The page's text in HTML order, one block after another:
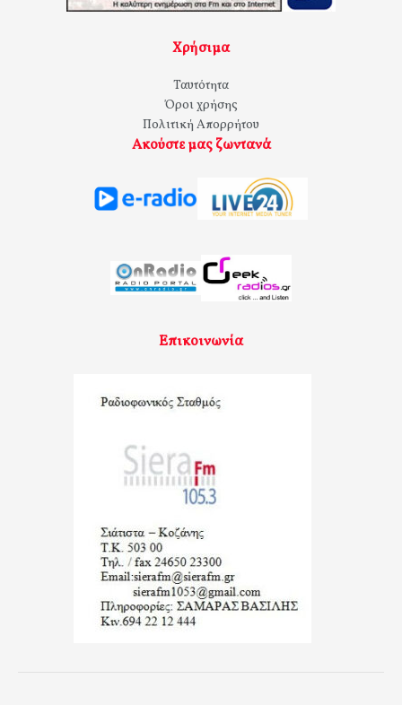
Χρήσιμα
Ταυτότητα
Όροι χρήσης
Πολιτική Απορρήτου
Ακούστε μας ζωντανά
Επικοινωνία